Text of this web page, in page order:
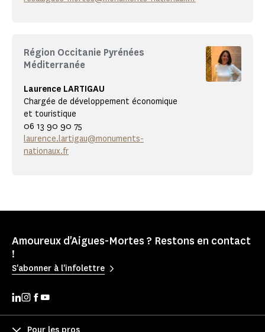
Région Occitanie Pyrénées
Méditerranée
Laurence LARTIGAU
Chargée de développement économique
et touristique
06 13 90 90 75
laurence.lartigau@monuments-
nationaux.fr
Amoureux d'Aigues-Mortes ? Restons en contact
!
S'abonner à l'infolettre